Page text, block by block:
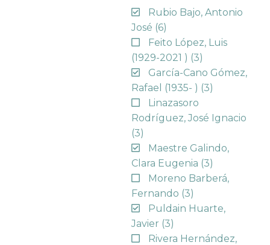
Rubio Bajo, Antonio
José (6)
Feito López, Luis
(1929-2021 ) (3)
García-Cano Gómez,
Rafael (1935- ) (3)
Linazasoro
Rodríguez, José Ignacio
(3)
Maestre Galindo,
Clara Eugenia (3)
Moreno Barberá,
Fernando (3)
Puldain Huarte,
Javier (3)
Rivera Hernández,